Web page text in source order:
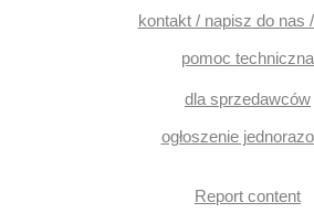
kontakt / napisz do nas
pomoc techniczna
dla sprzedawców
ogłoszenie
Report content